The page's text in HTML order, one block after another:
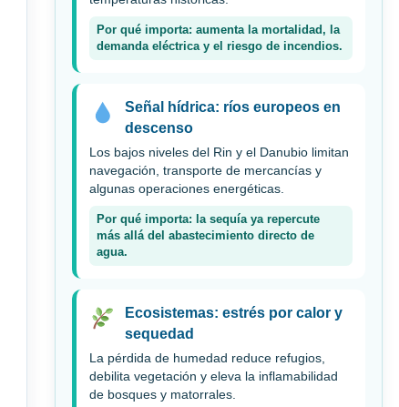
Por qué importa: aumenta la mortalidad, la
demanda eléctrica y el riesgo de incendios.
Señal hídrica: ríos europeos en
descenso
Los bajos niveles del Rin y el Danubio limitan
navegación, transporte de mercancías y
algunas operaciones energéticas.
Por qué importa: la sequía ya repercute
más allá del abastecimiento directo de
agua.
Ecosistemas: estrés por calor y
sequedad
La pérdida de humedad reduce refugios,
debilita vegetación y eleva la inflamabilidad
de bosques y matorrales.